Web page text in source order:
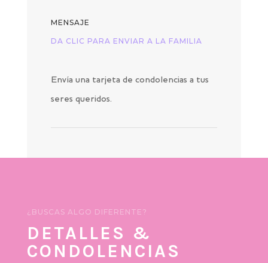
MENSAJE
DA CLIC PARA ENVIAR A LA FAMILIA
Envía una tarjeta de condolencias a tus
seres queridos.
¿BUSCAS ALGO DIFERENTE?
DETALLES &
CONDOLENCIAS